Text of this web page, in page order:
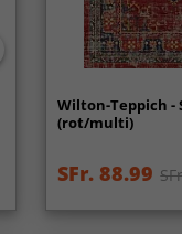
Wilton-Teppich -
(rot/multi)
SFr. 88.99